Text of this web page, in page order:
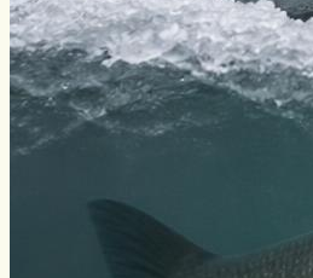
Снасти
Спиннинг
Блесна
Воблеры
Зимняя рыбалка
Нахлыст